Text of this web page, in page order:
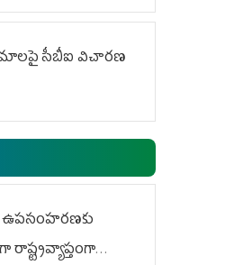
సీబీఐ విచారణ
ఉపసంహరణకు
రాష్ట్రవ్యాప్తంగా